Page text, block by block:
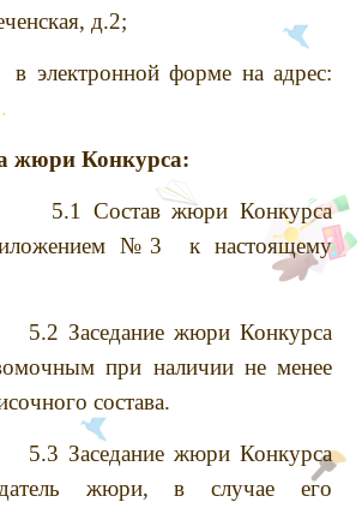
д.2;
форме на адрес:
жюри Конкурса:
жюри Конкурса
№3 к настоящему
жюри Конкурса
при наличии не менее
состава.
жюри Конкурса
жюри, в случае его